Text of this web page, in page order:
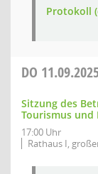
Protokoll
DO
Sitzung des
Tourismus und
17:00 Uhr
Rathaus I,